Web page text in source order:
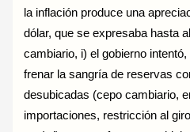
la inflación produce una
dólar, que se expresaba hasta
cambiario, i) el gobierno
frenar la sangría de reservas
desubicadas (cepo cambiario,
importaciones, restricción al